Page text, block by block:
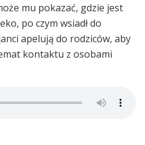
mu pokazać, gdzie jest
po czym wsiadł do
apelują do rodziców, aby
kontaktu z osobami